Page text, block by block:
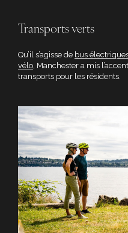
Transports verts
Qu’il s’agisse de bus
vélo , Manchester a mis
transports pour les résidents.